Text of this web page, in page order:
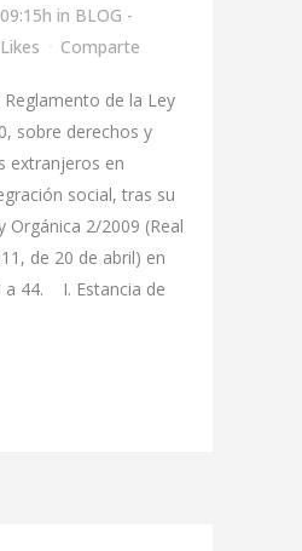
in BLOG -
Likes Comparte
Reglamento de la Ley
sobre derechos y
extranjeros en
social, tras su
Orgánica 2/2009 (Real
de 20 de abril) en
a 44. I. Estancia de